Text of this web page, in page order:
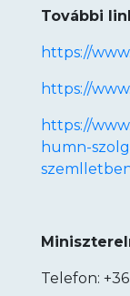
További
https://
https://
https://
humn-
Telefon: